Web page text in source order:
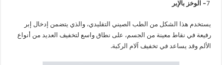
7– الوخز بالإبر
يستخدم هذا الشكل من الطب الصيني التقليدي، والذي يتضمن إدخال إبر
رفيعة في نقاط معينة من الجسم، على نطاق واسع لتخفيف العديد من أنواع
الألم وقد يساعد في تخفيف آلام الركبة.